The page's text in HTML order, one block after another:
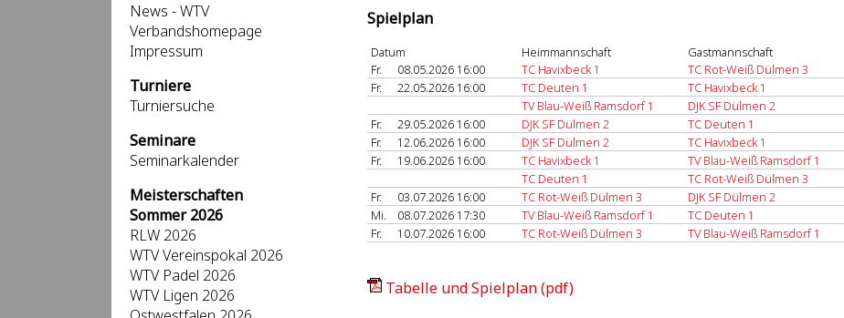
News - WTV
Verbandshomepage
Impressum
Turniere
Turniersuche
Seminare
Seminarkalender
Meisterschaften
Sommer 2026
RLW 2026
WTV Vereinspokal 2026
WTV Padel 2026
WTV Ligen 2026
Spielplan
Datum Heimmannschaft Gastmannschaft
Fr.
08.05.2026 16:00 TC Havixbeck 1 TC Rot-Weiß Dülmen 3
Fr.
22.05.2026 16:00 TC Deuten 1 TC Havixbeck 1
TV Blau-Weiß Ramsdorf 1
DJK SF Dülmen 2
Fr.
29.05.2026 16:00 DJK SF Dülmen 2 TC Deuten 1
Fr.
12.06.2026 16:00 DJK SF Dülmen 2 TC Havixbeck 1
Fr.
19.06.2026 16:00 TC Havixbeck 1 TV Blau-Weiß Ramsdorf 1
TC Deuten 1
TC Rot-Weiß Dülmen 3
Fr.
03.07.2026 16:00 TC Rot-Weiß Dülmen 3 DJK SF Dülmen 2
Mi.
08.07.2026 17:30 TV Blau-Weiß Ramsdorf 1 TC Deuten 1
Fr.
10.07.2026 16:00 TC Rot-Weiß Dülmen 3 TV Blau-Weiß Ramsdorf 1
Tabelle und Spielplan (pdf)